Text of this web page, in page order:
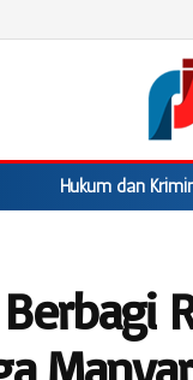
Hukum dan